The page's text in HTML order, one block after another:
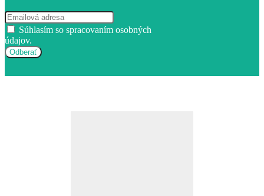
Súhlasím so spracovaním osobných
údajov.